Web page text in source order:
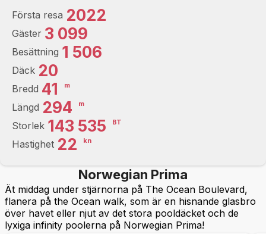
Första resa 2022
Gäster 3 099
Besättning 1 506
Däck 20
Bredd 41 m
Längd 294 m
Storlek 143 535 BT
Hastighet 22 kn
Norwegian Prima
Ät middag under stjärnorna på The Ocean Boulevard,
flanera på the Ocean walk, som är en hisnande glasbro
över havet eller njut av det stora pooldäcket och de
lyxiga infinity poolerna på Norwegian Prima!